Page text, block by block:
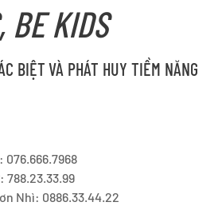
BE KIDS
BIỆT VÀ PHÁT HUY TIỀM NĂNG
076.666.7968
788.23.33.99
Nhì: 0886.33.44.22